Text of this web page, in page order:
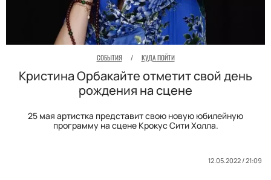
СОБЫТИЯ / КУДА ПОЙТИ
Кристина Орбакайте отметит свой день
рождения на сцене
25 мая артистка представит свою новую юбилейную
программу на сцене Крокус Сити Холла.
12.05.2022 / 21:09